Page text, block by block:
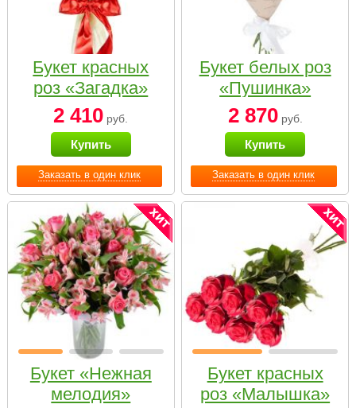
Заказать в один клик
Букет красных
роз «Загадка»
2 410 руб.
Купить
Заказать в один клик
Букет белых роз
«Пушинка»
2 870руб.
Купить
Букет «Нежная
мелодия»
Букет красных
роз «Малышка»